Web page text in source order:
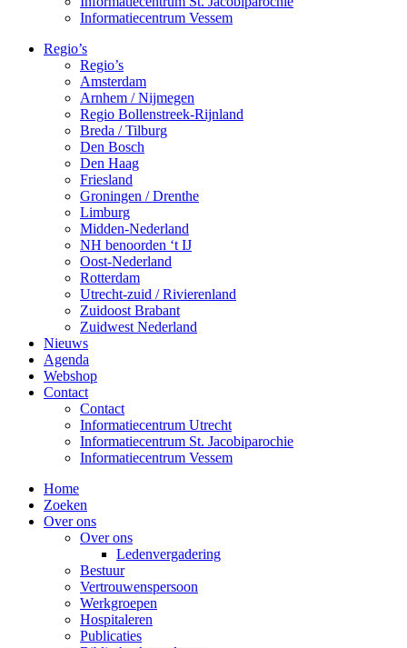
Informatiecentrum Vessem
Regio’s
Regio’s
Amsterdam
Arnhem / Nijmegen
Regio Bollenstreek-Rijnland
Breda / Tilburg
Den Bosch
Den Haag
Friesland
Groningen / Drenthe
Limburg
Midden-Nederland
NH benoorden ‘t IJ
Oost-Nederland
Rotterdam
Utrecht-zuid / Rivierenland
Zuidoost Brabant
Zuidwest Nederland
Nieuws
Agenda
Webshop
Contact
Contact
Informatiecentrum Utrecht
Informatiecentrum St. Jacobiparochie
Informatiecentrum Vessem
Home
Zoeken
Over ons
Over ons
Ledenvergadering
Bestuur
Vertrouwenspersoon
Werkgroepen
Hospitaleren
Publicaties